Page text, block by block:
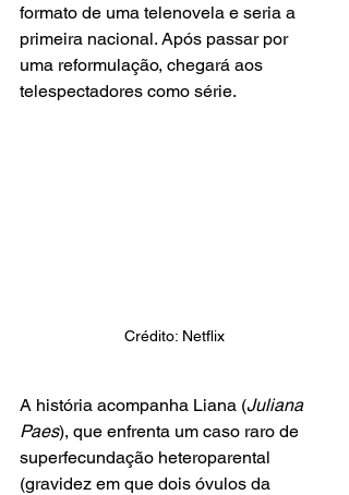
formato de uma telenovela e seria a
primeira nacional. Após passar por
uma reformulação, chegará aos
telespectadores como série.
Crédito: Netflix
A história acompanha Liana (Juliana
Paes), que enfrenta um caso raro de
superfecundação heteroparental
(gravidez em que dois óvulos da